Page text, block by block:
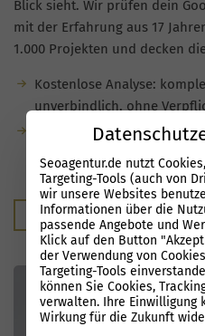
Blick sieht. Wir prüfen dein
mit der Erfahrung aus 17
1.000 Projekten und decken
Kostenlose Analyse:
unverbindlich, ohne
Du bekommst konkrete
möglich sind und welches
Kampagnen schlummert.
Kostenloser Audit
Seoagentur.de nutzt
Targeting-Tools (auch von
wir unsere Websites
Informationen über die
passende Angebote und
Klick auf den Button
der Verwendung von
Targeting-Tools
können Sie Cookies,
verwalten. Ihre Einwilligung
Wirkung für die Zukunft